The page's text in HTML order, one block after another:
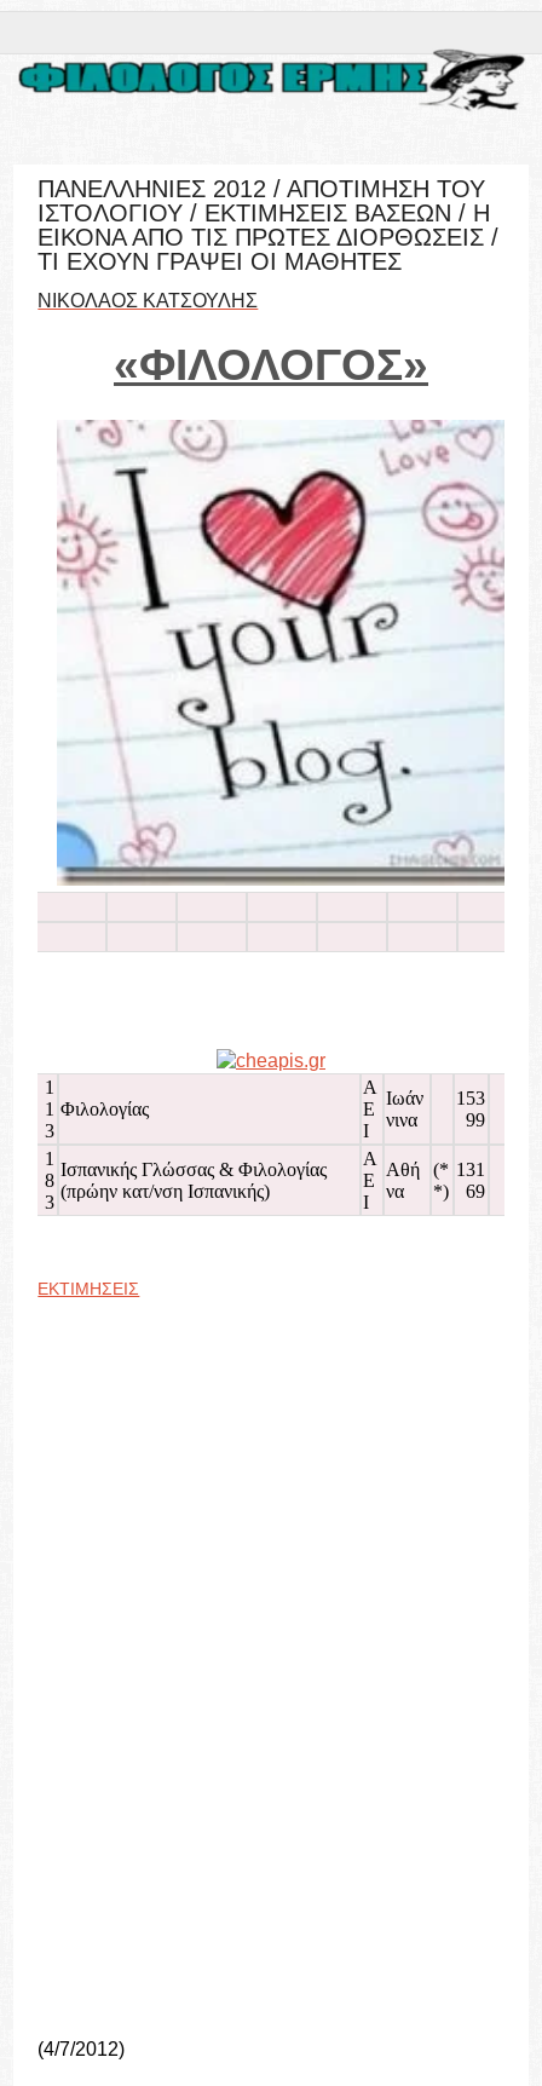
ΠΑΝΕΛΛΗΝΙΕΣ 2012 / ΑΠΟΤΙΜΗΣΗ ΤΟΥ
ΙΣΤΟΛΟΓΙΟΥ / ΕΚΤΙΜΗΣΕΙΣ ΒΑΣΕΩΝ / Η
ΕΙΚΟΝΑ ΑΠΟ ΤΙΣ ΠΡΩΤΕΣ ΔΙΟΡΘΩΣΕΙΣ /
ΤΙ ΕΧΟΥΝ ΓΡΑΨΕΙ ΟΙ ΜΑΘΗΤΕΣ
ΝΙΚΟΛΑΟΣ ΚΑΤΣΟΥΛΗΣ
«ΦΙΛΟΛΟΓΟΣ»
1
1
3
Φιλολογίας
Α
Ε
Ι
Ιωάν
νινα
153
99
1
8
3
Ισπανικής Γλώσσας & Φιλολογίας
(πρώην κατ/νση Ισπανικής)
Α
Ε
Ι
Αθή
να
(*
*)
131
69
ΕΚΤΙΜΗΣΕΙΣ
(4/7/2012)